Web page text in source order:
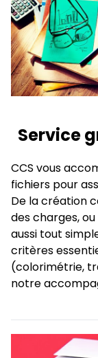
Service
CCS vous
fichiers pour
De la création
des charges,
aussi tout
critères
(colorimétrie,
notre